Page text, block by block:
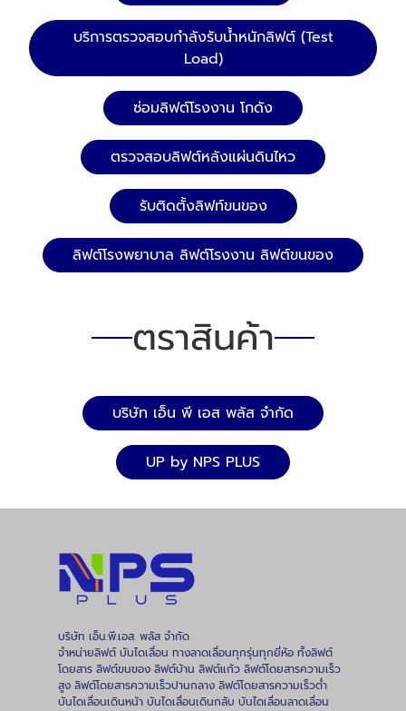
บริการตรวจสอบกำลังรับน้ำหนักลิฟต์ (Test
Load)
ซ่อมลิฟต์โรงงาน โกดัง
ตรวจสอบลิฟต์หลังแผ่นดินไหว
รับติดตั้งลิฟท์ขนของ
ลิฟต์โรงพยาบาล ลิฟต์โรงงาน ลิฟต์ขนของ
ตราสินค้า
บริษัท เอ็น พี เอส พลัส จำกัด
UP by NPS PLUS
บริษัท เอ็น.พี.เอส. พลัส จำกัด
จำหน่ายลิฟต์ บันไดเลื่อน ทางลาดเลื่อนทุกรุ่นทุกยี่ห้อ ทั้งลิฟต์
โดยสาร ลิฟต์ขนของ ลิฟต์บ้าน ลิฟต์แก้ว ลิฟต์โดยสารความเร็ว
สูง ลิฟต์โดยสารความเร็วปานกลาง ลิฟต์โดยสารความเร็วต่ำ
บันไดเลื่อนเดินหน้า บันไดเลื่อนเดินกลับ บันไดเลื่อนลาดเลื่อน